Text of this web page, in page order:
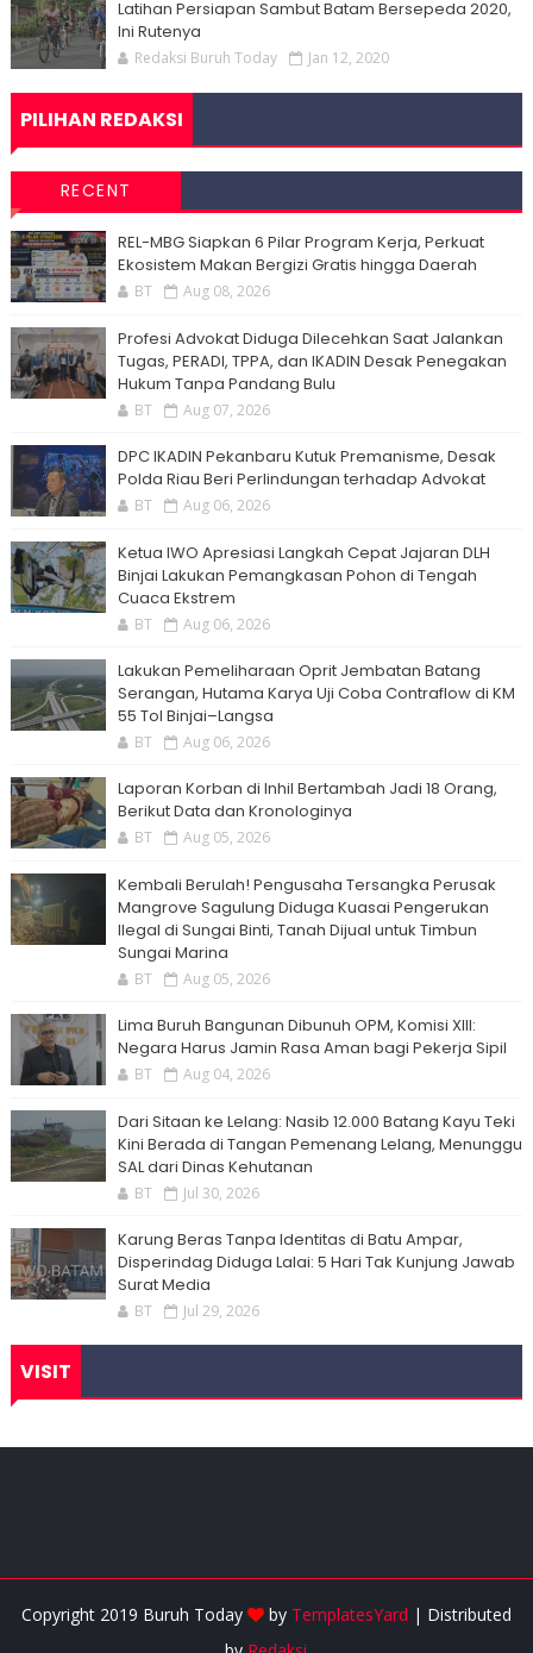
Latihan Persiapan Sambut Batam Bersepeda 2020,
Ini Rutenya
Redaksi Buruh Today Jan 12, 2020
PILIHAN REDAKSI
RECENT
‎REL-MBG Siapkan 6 Pilar Program Kerja, Perkuat
Ekosistem Makan Bergizi Gratis hingga Daerah
BT Aug 08, 2026
Profesi Advokat Diduga Dilecehkan Saat Jalankan
Tugas, PERADI, TPPA, dan IKADIN Desak Penegakan
Hukum Tanpa Pandang Bulu
BT Aug 07, 2026
DPC IKADIN Pekanbaru Kutuk Premanisme, Desak
Polda Riau Beri Perlindungan terhadap Advokat
BT Aug 06, 2026
Ketua IWO Apresiasi Langkah Cepat Jajaran DLH
Binjai Lakukan Pemangkasan Pohon di Tengah
Cuaca Ekstrem
BT Aug 06, 2026
Lakukan Pemeliharaan Oprit Jembatan Batang
Serangan, Hutama Karya Uji Coba Contraflow di KM
55 Tol Binjai–Langsa
BT Aug 06, 2026
Laporan Korban di Inhil Bertambah Jadi 18 Orang,
Berikut Data dan Kronologinya
BT Aug 05, 2026
Kembali Berulah! Pengusaha Tersangka Perusak
Mangrove Sagulung Diduga Kuasai Pengerukan
Ilegal di Sungai Binti, Tanah Dijual untuk Timbun
Sungai Marina
BT Aug 05, 2026
Lima Buruh Bangunan Dibunuh OPM, Komisi XIII:
Negara Harus Jamin Rasa Aman bagi Pekerja Sipil
BT Aug 04, 2026
Dari Sitaan ke Lelang: Nasib 12.000 Batang Kayu Teki
Kini Berada di Tangan Pemenang Lelang, Menunggu
SAL dari Dinas Kehutanan
BT Jul 30, 2026
Karung Beras Tanpa Identitas di Batu Ampar,
Disperindag Diduga Lalai: 5 Hari Tak Kunjung Jawab
Surat Media
BT Jul 29, 2026
VISIT
Copyright 2019 Buruh Today by TemplatesYard | Distributed